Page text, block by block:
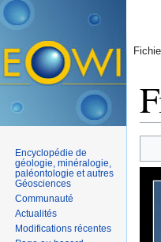
Encyclopédie de
géologie, minéralogie,
paléontologie et autres
Géosciences
Communauté
Actualités
Modifications récentes